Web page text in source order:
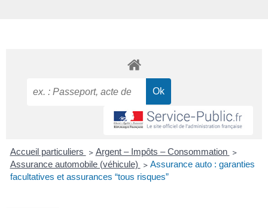
Accueil particuliers > Argent – Impôts – Consommation >
Assurance automobile (véhicule) > Assurance auto : garanties
facultatives et assurances “tous risques”